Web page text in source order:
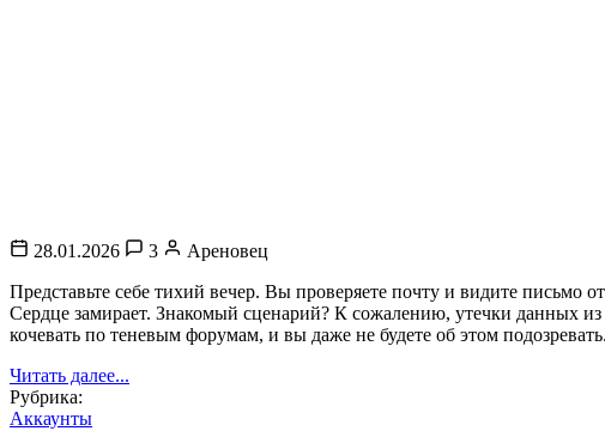
28.01.2026 3
Ареновец
Представьте себе тихий вечер. Вы проверяете почту и видите
Сердце замирает. Знакомый сценарий? К сожалению, утечки данных
кочевать по теневым форумам, и вы даже не будете об этом
Читать далее...
Рубрика:
Аккаунты